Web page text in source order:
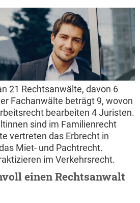
21 Rechtsanwälte, davon 6
Fachanwälte beträgt 9, wovon
bearbeiten 4 Juristen.
sind im Familienrecht
vertreten das Erbrecht in
Miet- und Pachtrecht.
im Verkehrsrecht.
einen Rechtsanwalt